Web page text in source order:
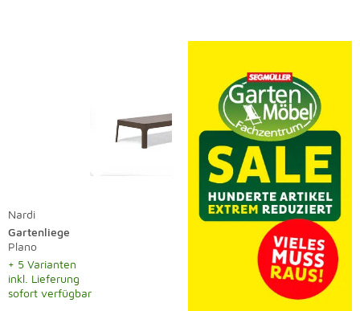
Nardi
Gartenliege
Plano
+ 5 Varianten
inkl. Lieferung
sofort verfügbar